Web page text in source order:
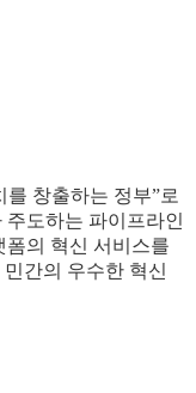
창출하는 정부”로
도하는 파이프라인
의 혁신 서비스를
간의 우수한 혁신